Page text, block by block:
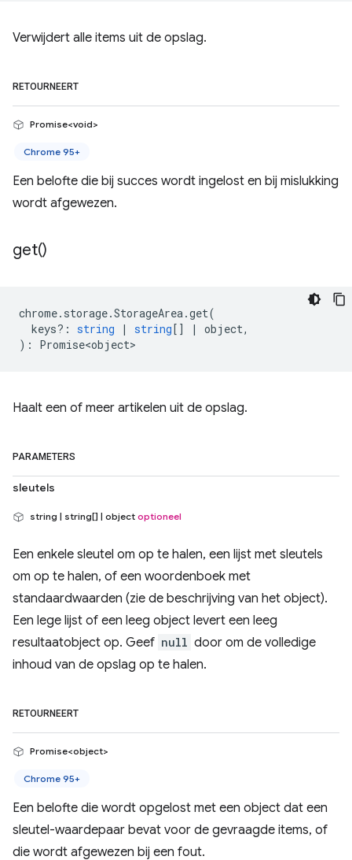
Verwijdert alle items uit de opslag.
RETOURNEERT
Promise<void>
Chrome 95+
Een belofte die bij succes wordt ingelost en bij mislukking
wordt afgewezen.
get()
chrome. storage.StorageArea.get(
keys? : string | string[] | object,
) : Promise<object>
Haalt een of meer artikelen uit de opslag.
PARAMETERS
sleutels
string | string[] | object optioneel
Een enkele sleutel om op te halen, een lijst met sleutels
om op te halen, of een woordenboek met
standaardwaarden (zie de beschrijving van het object).
Een lege lijst of een leeg object levert een leeg
resultaatobject op. Geef null door om de volledige
inhoud van de opslag op te halen.
RETOURNEERT
Promise<object>
Chrome 95+
Een belofte die wordt opgelost met een object dat een
sleutel-waardepaar bevat voor de gevraagde items, of
die wordt afgewezen bij een fout.